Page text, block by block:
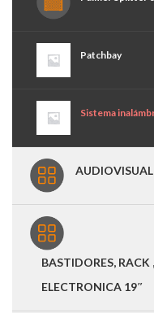
Patchbay
Sistema
AUDIOVISUAL
BASTIDORES, RACK
ELECTRONICA 19″